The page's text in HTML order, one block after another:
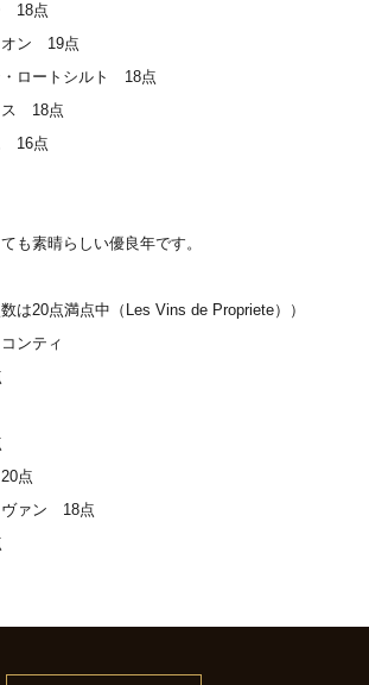
18点
オン 19点
・ロートシルト 18点
ス 18点
16点
も素晴らしい優良年です。
は20点満点中（Les Vins de Propriete））
ンティ
点
ヴァン 18点